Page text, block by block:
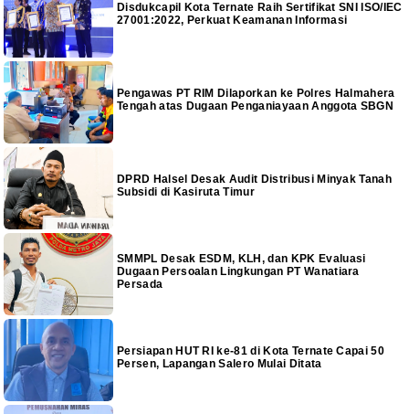
Disdukcapil Kota Ternate Raih Sertifikat SNI ISO/IEC
27001:2022, Perkuat Keamanan Informasi
Pengawas PT RIM Dilaporkan ke Polres Halmahera
Tengah atas Dugaan Penganiayaan Anggota SBGN
DPRD Halsel Desak Audit Distribusi Minyak Tanah
Subsidi di Kasiruta Timur
SMMPL Desak ESDM, KLH, dan KPK Evaluasi
Dugaan Persoalan Lingkungan PT Wanatiara
Persada
Persiapan HUT RI ke-81 di Kota Ternate Capai 50
Persen, Lapangan Salero Mulai Ditata